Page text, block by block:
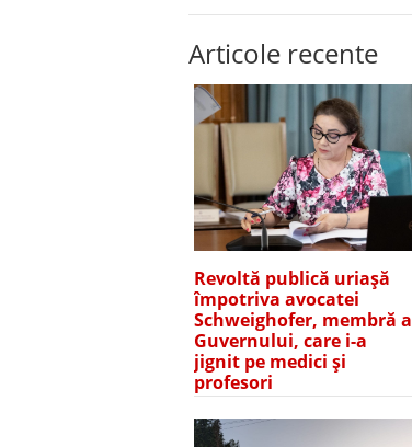
Articole recente
Revoltă publică uriașă
împotriva avocatei
Schweighofer, membră a
Guvernului, care i-a
jignit pe medici și
profesori